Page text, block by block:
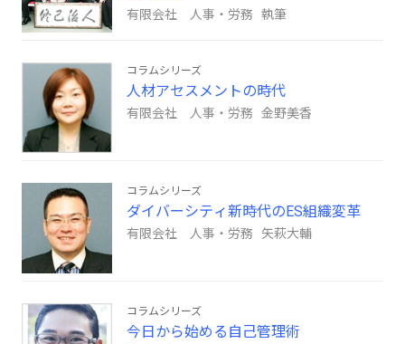
有限会社 人事・労務 執筆
コラムシリーズ
人材アセスメントの時代
有限会社 人事・労務 金野美香
コラムシリーズ
ダイバーシティ新時代のES組織変革
有限会社 人事・労務 矢萩大輔
コラムシリーズ
今日から始める自己管理術